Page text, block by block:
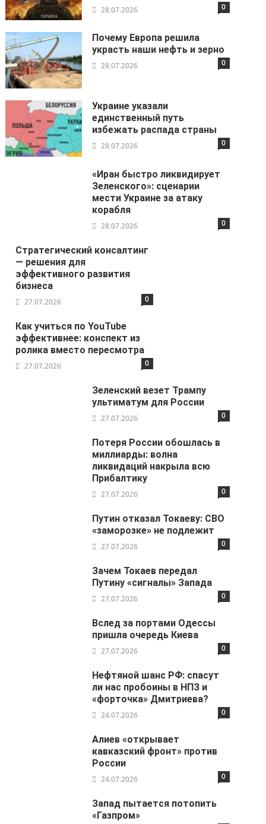
28.07.2026 0
Почему Европа решила
украсть наши нефть и зерно
28.07.2026 0
Украине указали
единственный путь
избежать распада страны
28.07.2026 0
«Иран быстро ликвидирует
Зеленского»: сценарии
мести Украине за атаку
корабля
28.07.2026 0
Стратегический консалтинг
— решения для
эффективного развития
бизнеса
27.07.2026 0
Как учиться по YouTube
эффективнее: конспект из
ролика вместо пересмотра
27.07.2026 0
Зеленский везет Трампу
ультиматум для России
27.07.2026 0
Потеря России обошлась в
миллиарды: волна
ликвидаций накрыла всю
Прибалтику
27.07.2026 0
Путин отказал Токаеву: СВО
«заморозке» не подлежит
27.07.2026 0
Зачем Токаев передал
Путину «сигналы» Запада
27.07.2026 0
Вслед за портами Одессы
пришла очередь Киева
27.07.2026 0
Нефтяной шанс РФ: спасут
ли нас пробоины в НПЗ и
«форточка» Дмитриева?
24.07.2026 0
Алиев «открывает
кавказский фронт» против
России
24.07.2026 0
Запад пытается потопить
«Газпром»